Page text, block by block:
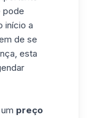
pode
início a
de se
esta
preço